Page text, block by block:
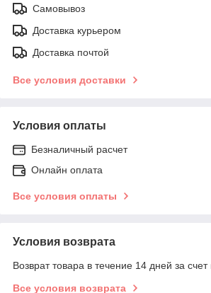
Самовывоз
Доставка курьером
Доставка почтой
Все условия доставки
Условия оплаты
Безналичный расчет
Онлайн оплата
Все условия оплаты
Условия возврата
Возврат товара в течение 14 дней за счет
Все условия возврата